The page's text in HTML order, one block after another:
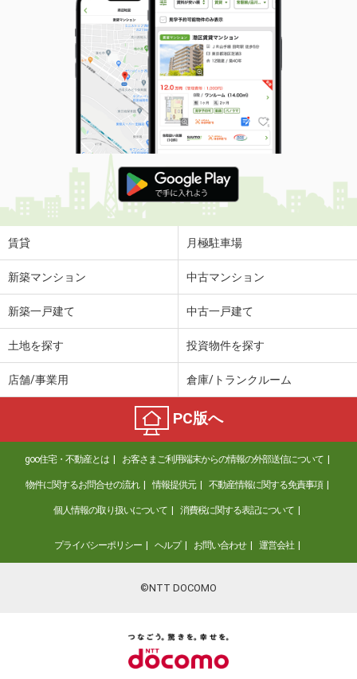
賃貸 月極駐車場
新築マンション 中古マンション
新築一戸建て 中古一戸建て
土地を探す 投資物件を探す
店舗/事業用 倉庫/トランクルーム
PC版へ
goo住宅・不動産とは お客さまご利用端末からの情報の外部送信について
物件に関するお問合せの流れ 情報提供元 不動産情報に関する免責事項
個人情報の取り扱いについて 消費税に関する表記について
プライバシーポリシー ヘルプ お問い合わせ 運営会社
©NTT DOCOMO